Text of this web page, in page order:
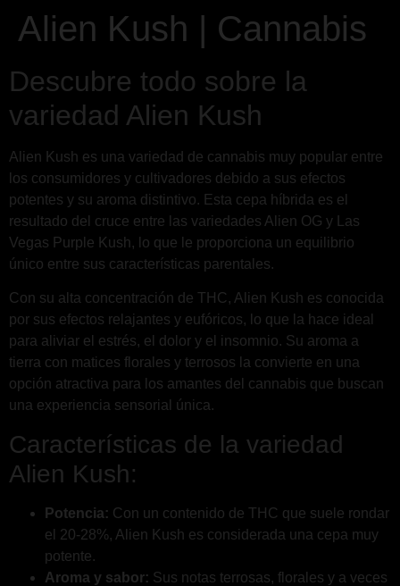
Alien Kush | Cannabis
Descubre todo sobre la
variedad Alien Kush
Alien Kush es una variedad de cannabis muy popular entre
los consumidores y cultivadores debido a sus efectos
potentes y su aroma distintivo. Esta cepa híbrida es el
resultado del cruce entre las variedades Alien OG y Las
Vegas Purple Kush, lo que le proporciona un equilibrio
único entre sus características parentales.
Con su alta concentración de THC, Alien Kush es conocida
por sus efectos relajantes y eufóricos, lo que la hace ideal
para aliviar el estrés, el dolor y el insomnio. Su aroma a
tierra con matices florales y terrosos la convierte en una
opción atractiva para los amantes del cannabis que buscan
una experiencia sensorial única.
Características de la variedad
Alien Kush:
Potencia: Con un contenido de THC que suele rondar
el 20-28%, Alien Kush es considerada una cepa muy
potente.
Aroma y sabor: Sus notas terrosas, florales y a veces